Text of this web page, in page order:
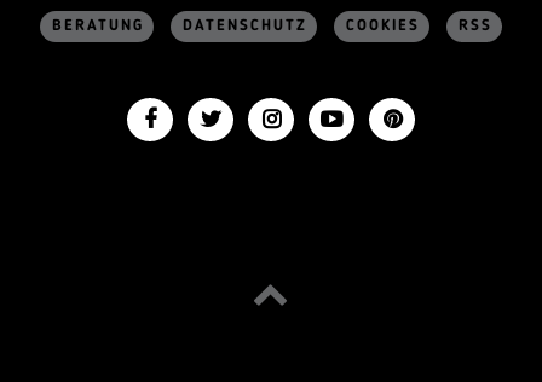
BERATUNG DATENSCHUTZ COOKIES RSS